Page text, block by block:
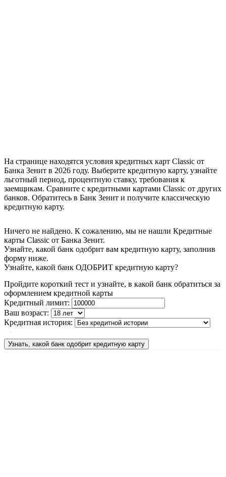
На странице находятся условия кредитных карт Classic от
Банка Зенит в 2026 году. Выберите кредитную карту, узнайте
льготный период, процентную ставку, требования к
заемщикам. Сравните с кредитными картами Classic от других
банков. Обратитесь в Банк Зенит и получите классическую
кредитную карту.
Ничего не найдено. К сожалению, мы не нашли Кредитные
карты Classic от Банка Зенит.
Узнайте, какой банк одобрит вам кредитную карту, заполнив
форму ниже.
Узнайте, какой банк ОДОБРИТ кредитную карту?
Пройдите короткий тест и узнайте, в какой банк обратиться за
оформлением кредитной карты
Кредитный лимит:
Ваш возраст:
Кредитная история:
Узнать, какой банк одобрит кредитную карту